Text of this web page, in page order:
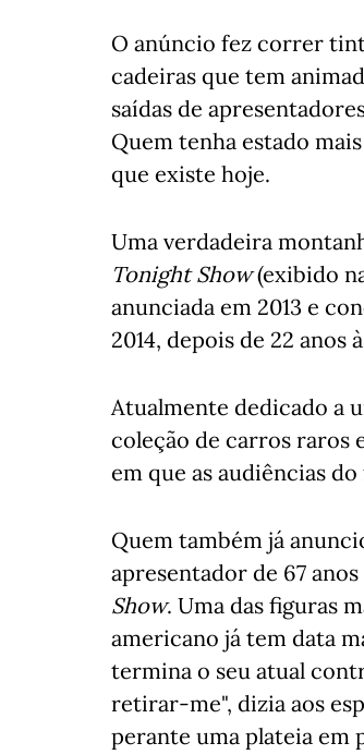
O anúncio fez correr
cadeiras que tem
saídas de
Quem tenha estado
que existe hoje.
Uma verdadeira
Tonight Show(exibido
anunciada em 2013 e
2014, depois de 22
Atualmente dedicado a
coleção de carros raros
em que as audiências
Quem também já
apresentador de 67
Show. Uma das figuras
americano já tem data
termina o seu atual
retirar-me", dizia aos
perante uma plateia em